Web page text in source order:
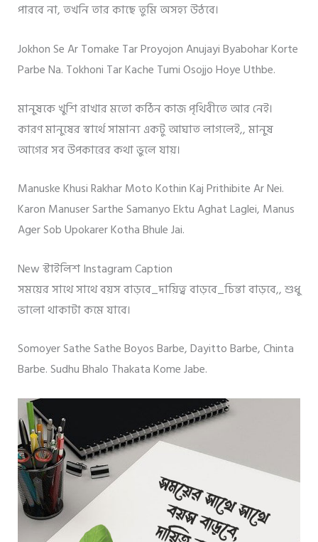
পারবে না, তখনি তার কাছে তুমি অসহ্য উঠবে।
Jokhon Se Ar Tomake Tar Proyojon Anujayi Byabohar Korte
Parbe Na. Tokhoni Tar Kache Tumi Osojjo Hoye Uthbe.
মানুষকে খুশি রাখার মতো কঠিন কাজ পৃথিবীতে আর নেই।
কারণ মানুষের স্বার্থে সামান্য একটু আঘাত লাগলেই,, মানুষ
আগের সব উপকারের কথা ভুলে যায়।
Manuske Khusi Rakhar Moto Kothin Kaj Prithibite Ar Nei.
Karon Manuser Sarthe Samanyo Ektu Aghat Laglei, Manus
Ager Sob Upokarer Kotha Bhule Jai.
New স্টাইলিশ Instagram Caption
সময়ের সাথে সাথে বয়স বাড়বে_দায়িত্ব বাড়বে_চিন্তা বাড়বে,, শুধু
ভালো থাকাটা কমে যাবে।
Somoyer Sathe Sathe Boyos Barbe, Dayitto Barbe, Chinta
Barbe. Sudhu Bhalo Thakata Kome Jabe.